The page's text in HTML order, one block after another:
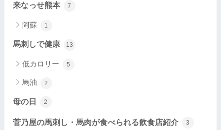
来なっせ熊本 7
阿蘇 1
馬刺しで健康 13
低カロリー 5
馬油 2
母の日 2
菅乃屋の馬刺し・馬肉が食べられる飲食店紹介 3